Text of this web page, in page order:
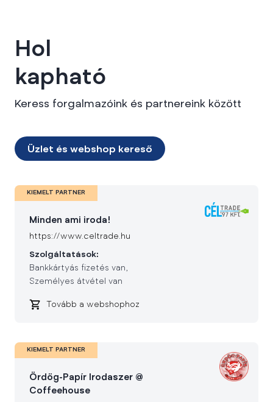
Hol
kapható
Keress forgalmazóink és partnereink között
Üzlet és webshop kereső
KIEMELT PARTNER
Minden ami iroda!
https://www.celtrade.hu
Szolgáltatások:
Bankkártyás fizetés van
Személyes átvétel van
Tovább a webshophoz
KIEMELT PARTNER
Ördög-Papír Irodaszer @
Coffeehouse